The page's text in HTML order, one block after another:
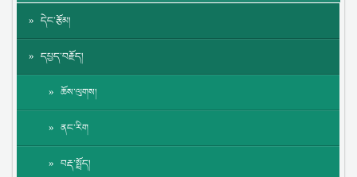
དེང་རྩོམ།
དཔྱད་བརྗོད།
ཆོས་ལུགས།
ནང་རིག
བརྡ་སྤྲོད།